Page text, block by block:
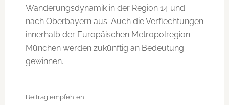
Wanderungsdynamik in der Region 14 und
nach Oberbayern aus. Auch die Verflechtungen
innerhalb der Europäischen Metropolregion
München werden zukünftig an Bedeutung
gewinnen.
Beitrag empfehlen